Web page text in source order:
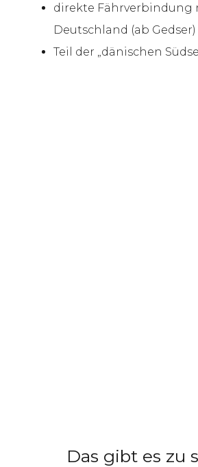
direkte Fährverbindung
Deutschland (ab Gedser)
Teil der „dänischen
Das gibt es zu